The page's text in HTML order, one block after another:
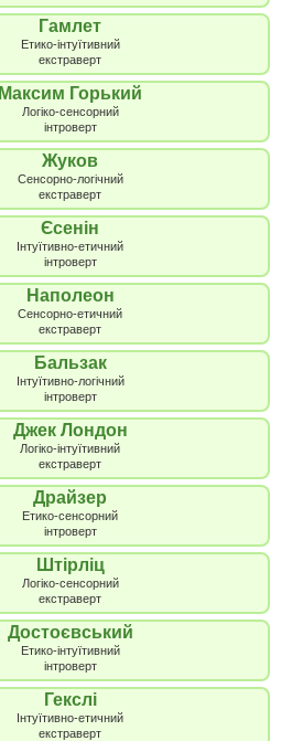
Гамлет
Етико-інтуїтивний
екстраверт
Максим Горький
Логіко-сенсорний
інтроверт
Жуков
Сенсорно-логічний
екстраверт
Єсенін
Інтуїтивно-етичний
інтроверт
Наполеон
Сенсорно-етичний
екстраверт
Бальзак
Інтуїтивно-логічний
інтроверт
Джек Лондон
Логіко-інтуїтивний
екстраверт
Драйзер
Етико-сенсорний
інтроверт
Штірліц
Логіко-сенсорний
екстраверт
Достоєвський
Етико-інтуїтивний
інтроверт
Гекслі
Інтуїтивно-етичний
екстраверт